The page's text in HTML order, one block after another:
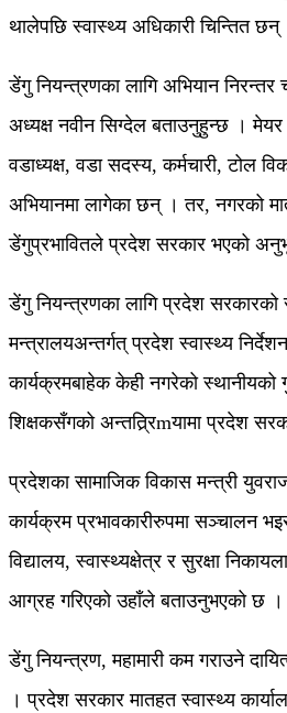
थालेपछि स्वास्थ्य अधिकारी चिन्तित छन्
डेंगु नियन्त्रणका लागि अभियान निरन्तर
अध्यक्ष नवीन सिग्देल बताउनुहुन्छ । मेयर
वडाध्यक्ष, वडा सदस्य, कर्मचारी, टोल
अभियानमा लागेका छन् । तर, नगरको
डेंगुप्रभावितले प्रदेश सरकार भएको
डेंगु नियन्त्रणका लागि प्रदेश सरकारको
मन्त्रालयअन्तर्गत् प्रदेश स्वास्थ्य
कार्यक्रमबाहेक केही नगरेको
शिक्षकसँगको अन्तत्र्रिmयामा प्रदेश
प्रदेशका सामाजिक विकास मन्त्री
कार्यक्रम प्रभावकारीरुपमा सञ्चालन
विद्यालय, स्वास्थ्यक्षेत्र र सुरक्षा
आग्रह गरिएको उहाँले बताउनुभएको छ ।
डेंगु नियन्त्रण, महामारी कम गराउने
। प्रदेश सरकार मातहत स्वास्थ्य